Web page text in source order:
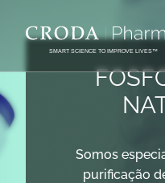
PARA
CONTEÚDO
PARA
MENU
SMART SCIENCE TO IMPROVE LIVES™
Somos
purificação